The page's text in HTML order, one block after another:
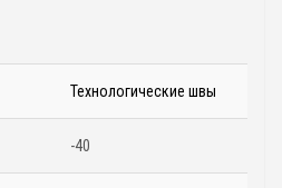
Технологические швы
-40